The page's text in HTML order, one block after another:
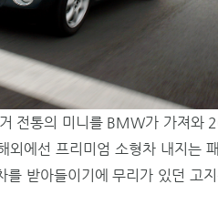
전통의 미니를 BMW가 가져와
외에선 프리미엄 소형차 내지는
를 받아들이기에 무리가 있던 고